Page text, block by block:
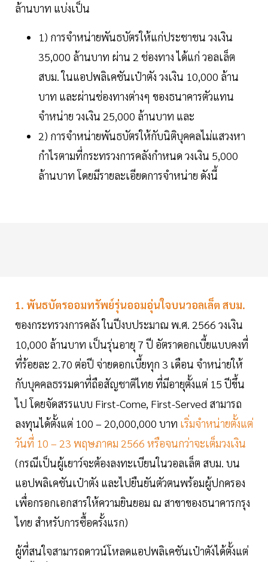
ล้านบาท แบ่งเป็น
1) การจำหน่ายพันธบัตรให้แก่ประชาชน วงเงิน
35,000 ล้านบาท ผ่าน 2 ช่องทาง ได้แก่ วอลเล็ต
สบม. ในแอปพลิเคชันเป๋าตัง วงเงิน 10,000 ล้าน
บาท และผ่านช่องทางต่างๆ ของธนาคารตัวแทน
จำหน่าย วงเงิน 25,000 ล้านบาท และ
2) การจำหน่ายพันธบัตรให้กับนิติบุคคลไม่แสวงหา
กำไรตามที่กระทรวงการคลังกำหนด วงเงิน 5,000
ล้านบาท โดยมีรายละเอียดการจำหน่าย ดังนี้
1. พันธบัตรออมทรัพย์รุ่นออมอุ่นใจบนวอลเล็ต สบม.
ของกระทรวงการคลัง ในปีงบประมาณ พ.ศ. 2566 วงเงิน
10,000 ล้านบาท เป็นรุ่นอายุ 7 ปี อัตราดอกเบี้ยแบบคงที่
ที่ร้อยละ 2.70 ต่อปี จ่ายดอกเบี้ยทุก 3 เดือน จำหน่ายให้
กับบุคคลธรรมดาที่ถือสัญชาติไทย ที่มีอายุตั้งแต่ 15 ปีขึ้น
ไป โดยจัดสรรแบบ First-Come, First-Served สามารถ
ลงทุนได้ตั้งแต่ 100 – 20,000,000 บาท เริ่มจำหน่ายตั้งแต่
วันที่ 10 – 23 พฤษภาคม 2566 หรือจนกว่าจะเต็มวงเงิน
(กรณีเป็นผู้เยาว์จะต้องลงทะเบียนในวอลเล็ต สบม. บน
แอปพลิเคชันเป๋าตัง และไปยืนยันตัวตนพร้อมผู้ปกครอง
เพื่อกรอกเอกสารให้ความยินยอม ณ สาขาของธนาคารกรุง
ไทย สำหรับการซื้อครั้งแรก)
ผู้ที่สนใจสามารถดาวน์โหลดแอปพลิเคชันเป๋าตังได้ตั้งแต่